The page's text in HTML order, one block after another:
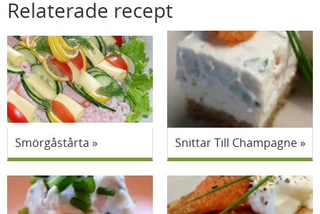
Relaterade recept
Smörgåstårta Snittar Till Champagne